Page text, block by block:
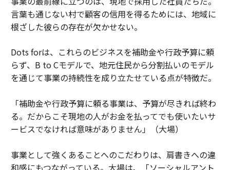
言葉も通じない村で顧客の信用を得るためには、地域に
根ざした彼らの存在が欠かせない。
Dots forは、これらのビジネスを補助金や行政予算に頼
らず、B to Cモデルで、地元住民から分割払いのモデル
を通じて事業の持続性を成り立たせている点が特徴だ。
「補助金や行政予算に頼る事業は、予算が尽きれば終わ
る。だからこそ現地の人がお金を払ってでも使いたいサ
ービスでなければ意味がありません」（大場）
事業として強くあることへのこだわりは、肩書きへの違
和感にもつながっている。大場は、「ソーシャルアント